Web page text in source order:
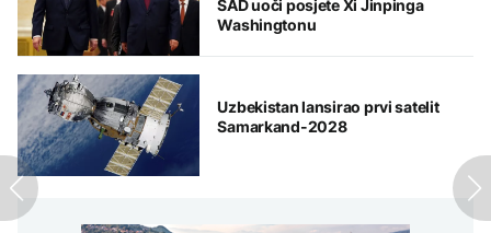
SAD uoči posjete Xi Jinpinga
Washingtonu
Uzbekistan lansirao prvi satelit
Samarkand-2028